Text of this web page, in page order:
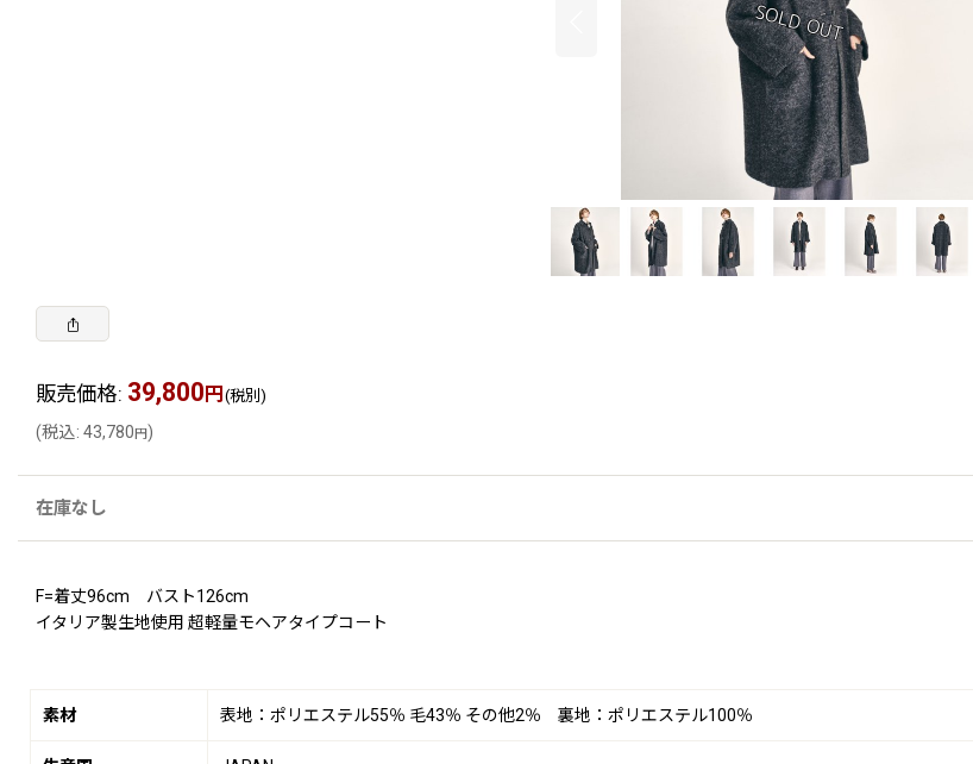
販売価格: 39,800 円 (税別)
(税込: 43,780円)
在庫なし
F=着丈96cm バスト126cm
イタリア製生地使用 超軽量モヘアタイプコート
素材 表地：ポリエステル55％ 毛43％ その他2％ 裏地：ポリエステル100％